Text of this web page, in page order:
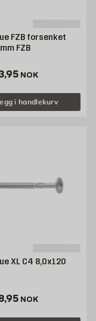
FZB forsenket
FZB
33.95 NOK /stk
NOK
i handlekurv
XL C4 8,0x120
88.95 NOK /stk
NOK